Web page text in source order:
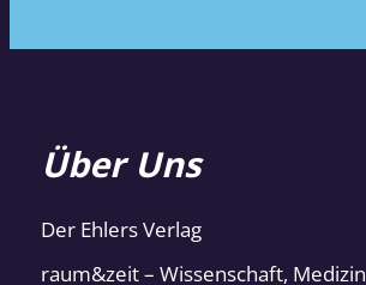
Über Uns
Der Ehlers Verlag
raum&zeit – Wissenschaft, Medizin